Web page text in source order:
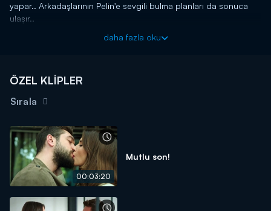
yapar.. Arkadaşlarının Pelin'e sevgili bulma planları da sonuca
ulaşır..
daha fazla oku
ÖZEL KLİPLER
Sırala
00:03:20
Mutlu son!